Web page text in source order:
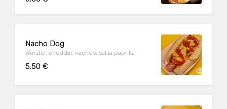
Nacho Dog
Wurstel, cheddar, nachos, salsa paprika
5.50 €